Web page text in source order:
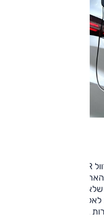
משדר משהו ספורטיבי,
נופלת לבנאליות
לאלה מצטרפים תאורת
ביניהן בפס רוחבי